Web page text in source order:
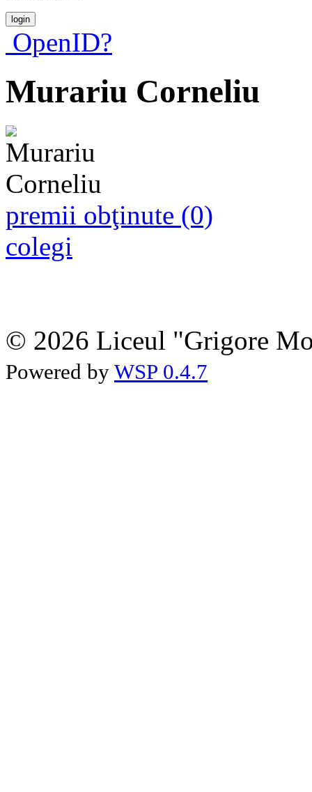
OpenID?
Murariu Corneliu
premii obţinute (0)
colegi
© 2026 Liceul "Grigore
Powered by WSP 0.4.7